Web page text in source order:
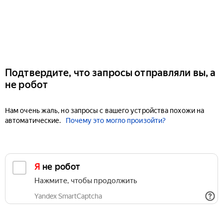
Подтвердите, что запросы отправляли вы, а
не робот
Нам очень жаль, но запросы с вашего устройства похожи на
автоматические.
Почему это могло произойти?
Я не робот
Нажмите, чтобы продолжить
Yandex SmartCaptcha